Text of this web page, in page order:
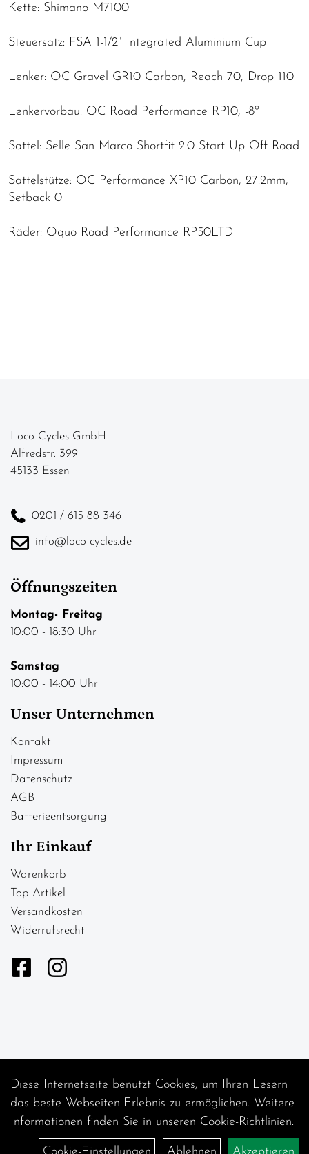
Kette: Shimano M7100
Steuersatz: FSA 1-1/2" Integrated Aluminium Cup
Lenker: OC Gravel GR10 Carbon, Reach 70, Drop 110
Lenkervorbau: OC Road Performance RP10, -8º
Sattel: Selle San Marco Shortfit 2.0 Start Up Off Road
Sattelstütze: OC Performance XP10 Carbon, 27.2mm,
Setback 0
Räder: Oquo Road Performance RP50LTD
Loco Cycles GmbH
Alfredstr. 399
45133 Essen
0201 / 615 88 346
info@loco-cycles.de
Öffnungszeiten
Montag- Freitag
10:00 - 18:30 Uhr
Samstag
10:00 - 14:00 Uhr
Unser Unternehmen
Kontakt
Impressum
Datenschutz
AGB
Batterieentsorgung
Ihr Einkauf
Warenkorb
Top Artikel
Versandkosten
Widerrufsrecht
Diese Internetseite benutzt Cookies, um Ihren Lesern
das beste Webseiten-Erlebnis zu ermöglichen. Weitere
Informationen finden Sie in unseren Cookie-Richtlinien.
Auftrag widerrufen